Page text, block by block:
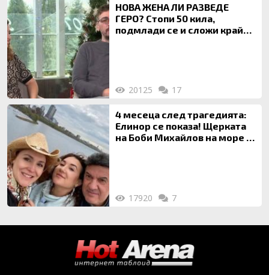
НОВА ЖЕНА ЛИ РАЗВЕДЕ
ГЕРО? Стопи 50 кила,
подмлади се и сложи край
20125 17
4 месеца след трагедията:
Елинор се показа! Щерката
на Боби Михайлов на море с
17920 7